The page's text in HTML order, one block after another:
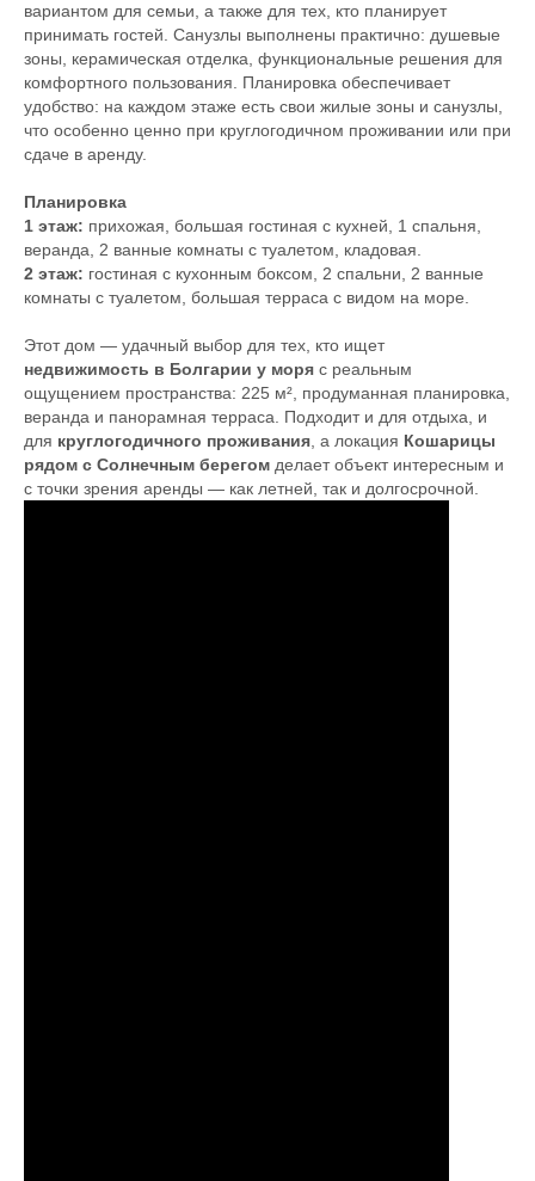
вариантом для семьи, а также для тех, кто планирует
принимать гостей. Санузлы выполнены практично: душевые
зоны, керамическая отделка, функциональные решения для
комфортного пользования. Планировка обеспечивает
удобство: на каждом этаже есть свои жилые зоны и санузлы,
что особенно ценно при круглогодичном проживании или при
сдаче в аренду.
Планировка
1 этаж: прихожая, большая гостиная с кухней, 1 спальня,
веранда, 2 ванные комнаты с туалетом, кладовая.
2 этаж: гостиная с кухонным боксом, 2 спальни, 2 ванные
комнаты с туалетом, большая терраса с видом на море.
Этот дом — удачный выбор для тех, кто ищет
недвижимость в Болгарии у моря с реальным
ощущением пространства: 225 м², продуманная планировка,
веранда и панорамная терраса. Подходит и для отдыха, и
для круглогодичного проживания, а локация Кошарицы
рядом с Солнечным берегом делает объект интересным и
с точки зрения аренды — как летней, так и долгосрочной.